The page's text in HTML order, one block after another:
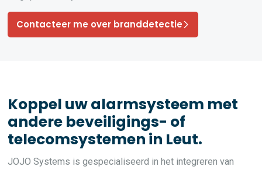
Contacteer me over branddetectie
Koppel uw alarmsysteem met
andere beveiligings- of
telecomsystemen in Leut.
JOJO Systems is gespecialiseerd in het integreren van